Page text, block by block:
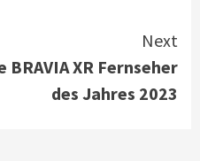
Next
XR Fernseher
des Jahres 2023